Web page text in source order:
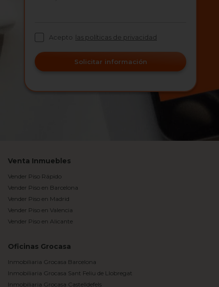
Acepto las políticas de privacidad
Solicitar información
Venta Inmuebles
Vender Piso Rápido
Vender Piso en Barcelona
Vender Piso en Madrid
Vender Piso en Valencia
Vender Piso en Alicante
Oficinas Grocasa
Inmobiliaria Grocasa Barcelona
Inmobiliaria Grocasa Sant Feliu de Llobregat
Inmobiliaria Grocasa Castelldefels